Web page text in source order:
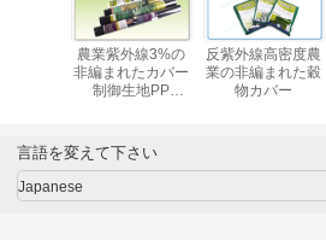
農業紫外線3%の
非編まれたカバー
制御生地PP
反紫外線高密度農
業の非編まれた穀
物カバー
言語を変えて下さい
Japanese